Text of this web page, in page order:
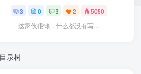
3 0 3 2 5050
这家伙很懒，什么都没有写...
目录树